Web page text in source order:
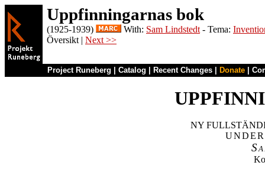
Uppfinningarnas bok
(1925-1939) With: Sam Lindstedt - Tema:
Översikt | Next >>
Project Runeberg Catalog Recent Changes Donate